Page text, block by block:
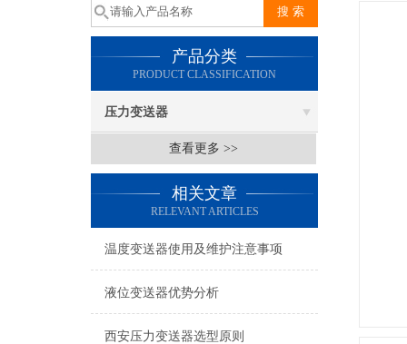
产品分类
PRODUCT CLASSIFICATION
压力变送器
查看更多 >>
相关文章
RELEVANT ARTICLES
温度变送器使用及维护注意事项
液位变送器优势分析
西安压力变送器选型原则